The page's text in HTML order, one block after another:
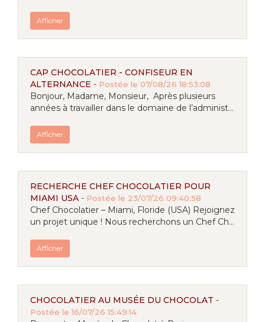
Afficher
CAP CHOCOLATIER - CONFISEUR EN
ALTERNANCE - Postée le 07/08/26 18:53:08
Bonjour, Madame, Monsieur, Après plusieurs
années à travailler dans le domaine de l’administ...
Afficher
RECHERCHE CHEF CHOCOLATIER POUR
MIAMI USA - Postée le 23/07/26 09:40:58
Chef Chocolatier – Miami, Floride (USA) Rejoignez
un projet unique ! Nous recherchons un Chef Ch...
Afficher
CHOCOLATIER AU MUSÉE DU CHOCOLAT -
Postée le 16/07/26 15:49:14